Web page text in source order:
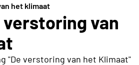
het klimaat
verstoring van
"De verstoring van het Klimaat"